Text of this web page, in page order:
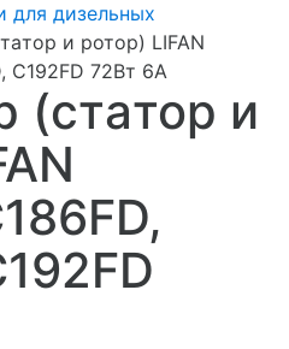
для дизельных
и ротор) LIFAN
C192FD 72Вт 6А
(стaтор и